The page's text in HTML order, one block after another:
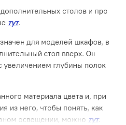
столов и про
тут.
для моделей шкафов, в
стол вверх. Он
увеличением глубины полок
материала цвета и, при
из него, чтобы понять, как
освещении, можно тут.